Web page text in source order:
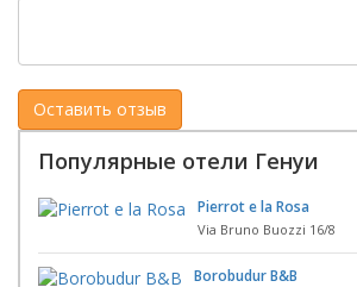
Популярные отели Генуи
Pierrot e la Rosa
Via Bruno Buozzi 16/8
Borobudur B&B